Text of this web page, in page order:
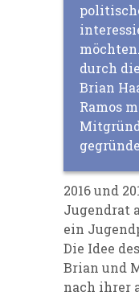
durch
Brian
Ramos
2016 und
Jugendrat
ein
Die Idee
Brian und
nach ihrer